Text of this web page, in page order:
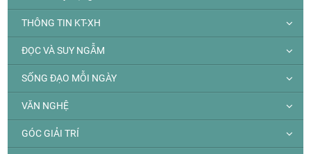
THÔNG TIN KT-XH
ĐỌC VÀ SUY NGẪM
SỐNG ĐẠO MỖI NGÀY
VĂN NGHỆ
GÓC GIẢI TRÍ